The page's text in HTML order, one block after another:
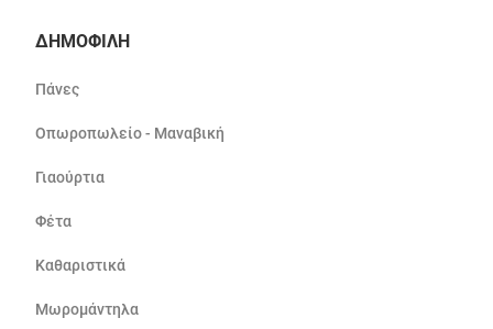
ΔΗΜΟΦΙΛΗ
Πάνες
Οπωροπωλείο - Μαναβική
Γιαούρτια
Φέτα
Καθαριστικά
Μωρομάντηλα